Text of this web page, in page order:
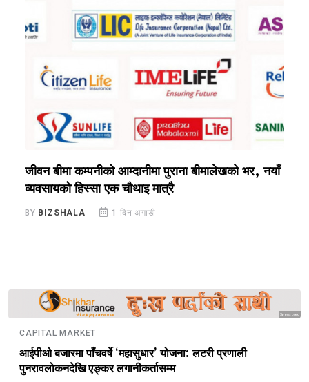
जीवन बीमा कम्पनीको आम्दानीमा पुराना बीमालेखको भर, नयाँ
व्यवसायको हिस्सा एक चौथाइ मात्रै
BY BIZSHALA 1 दिन अगाडी
Sponsored
CAPITAL MARKET
आईपीओ बजारमा पाँचवर्षे ‘महासुधार’ योजना: लटरी प्रणाली
पुनरावलोकनदेखि एङ्कर लगानीकर्तासम्म